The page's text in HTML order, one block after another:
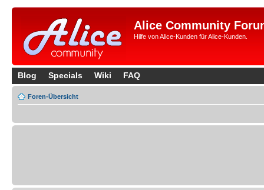
Alice Community
Hilfe von Alice-Kunden für Alice-Kunden.
Blog Specials Wiki FAQ
Foren-Übersicht